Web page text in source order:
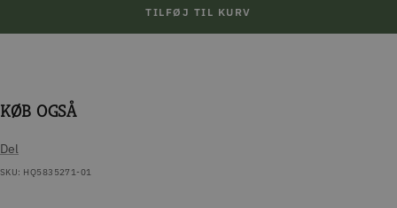
TILFØJ TIL KURV
KØB OGSÅ
Del
SKU: HQ5835271-01